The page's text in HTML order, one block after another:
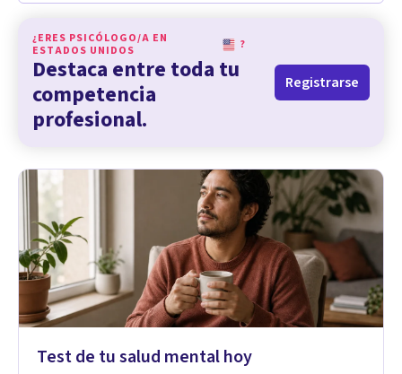
¿ERES PSICÓLOGO/A EN
ESTADOS UNIDOS
?
Destaca entre toda tu
competencia
profesional.
Registrarse
Test de tu salud mental hoy